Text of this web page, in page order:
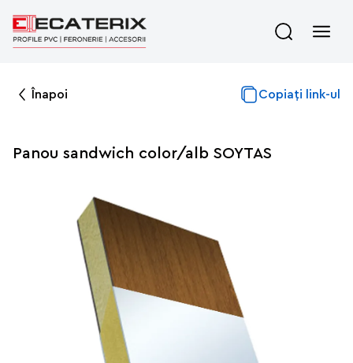
Înapoi Copiați link-ul
Panou sandwich color/alb SOYTAS